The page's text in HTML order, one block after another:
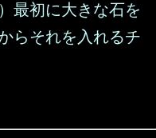
最初に大きな石を
らそれを入れるチ